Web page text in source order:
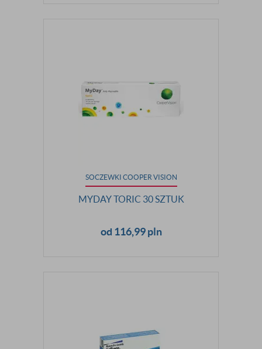
SOCZEWKI COOPER VISION
MYDAY TORIC 30 SZTUK
od 116,99 pln